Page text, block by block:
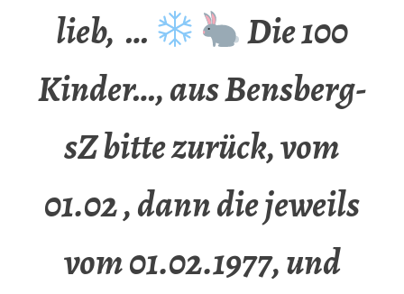
lieb, …
Die 100
Kinder…, aus Bensberg-
sZ bitte zurück, vom
01.02 , dann die jeweils
vom 01.02.1977, und